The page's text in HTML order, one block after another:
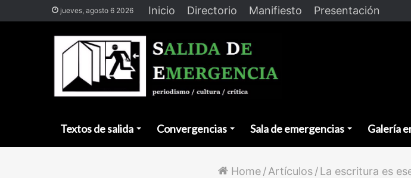
jueves, agosto 6 2026 Inicio Directorio Manifiesto Presentación
Textos de salida Convergencias Sala de emergencias Galería
Home / Artículos / La escritura es